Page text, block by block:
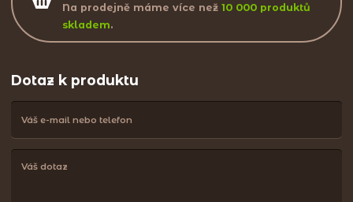
Na prodejně máme více než 10 000 produktů
skladem.
Dotaz k produktu